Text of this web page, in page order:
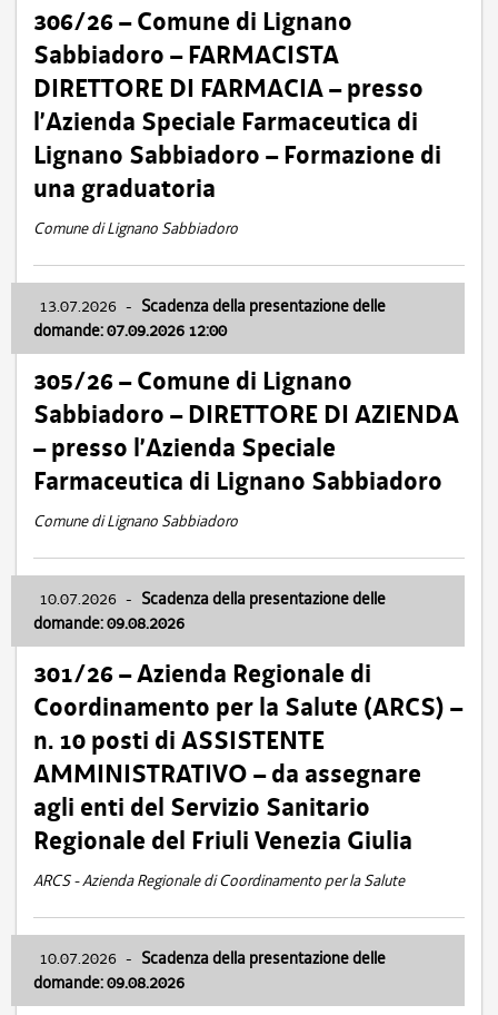
306/26 – Comune di Lignano
Sabbiadoro – FARMACISTA
DIRETTORE DI FARMACIA – presso
l’Azienda Speciale Farmaceutica di
Lignano Sabbiadoro – Formazione di
una graduatoria
Comune di Lignano Sabbiadoro
13.07.2026 - Scadenza della presentazione delle
domande: 07.09.2026 12:00
305/26 – Comune di Lignano
Sabbiadoro – DIRETTORE DI AZIENDA
– presso l’Azienda Speciale
Farmaceutica di Lignano Sabbiadoro
Comune di Lignano Sabbiadoro
10.07.2026 - Scadenza della presentazione delle
domande: 09.08.2026
301/26 – Azienda Regionale di
Coordinamento per la Salute (ARCS) –
n. 10 posti di ASSISTENTE
AMMINISTRATIVO – da assegnare
agli enti del Servizio Sanitario
Regionale del Friuli Venezia Giulia
ARCS - Azienda Regionale di Coordinamento per la Salute
10.07.2026 - Scadenza della presentazione delle
domande: 09.08.2026